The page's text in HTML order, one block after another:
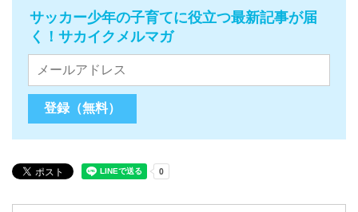
サッカー少年の子育てに役立つ最新記事が届
く！サカイクメルマガ